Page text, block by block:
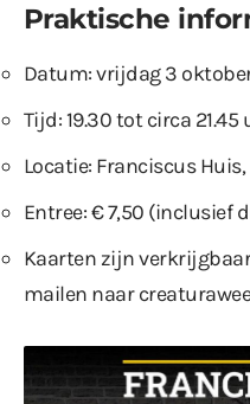
Praktische
Datum: vrijdag 3
Tijd: 19.30 tot circa 21.45
Locatie: Franciscus
Entree: € 7,50 (inclusief
Kaarten zijn
mailen naar